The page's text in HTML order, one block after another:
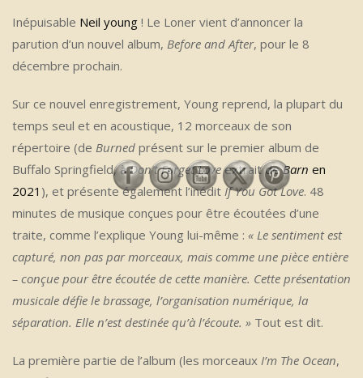
Inépuisable Neil young ! Le Loner vient d’annoncer la
parution d’un nouvel album, Before and After, pour le 8
décembre prochain.
Sur ce nouvel enregistrement, Young reprend, la plupart du
temps seul et en acoustique, 12 morceaux de son
répertoire (de Burned présent sur le premier album de
Buffalo Springfield, àDon’t Forget Loveextrait deBarn en
2021 ), et présente également l’inédit If You Got Love. 48
minutes de musique conçues pour être écoutées d’une
traite, comme l’explique Young lui-même : « Le sentiment est
capturé, non pas par morceaux, mais comme une pièce entière
– conçue pour être écoutée de cette manière. Cette présentation
musicale défie le brassage, l’organisation numérique, la
séparation. Elle n’est destinée qu’à l’écoute. » Tout est dit.
La première partie de l’album (les morceaux I’m The Ocean,